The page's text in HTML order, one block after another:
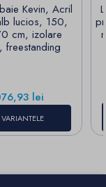
Kevin, Acril
lucios, 150,
cm, izolare
freestanding
lei